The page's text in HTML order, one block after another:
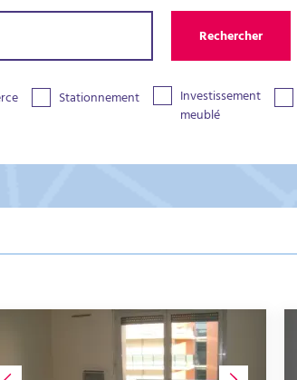
Rechercher
Stationnement Investissement
meublé